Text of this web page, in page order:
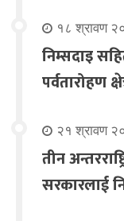
१८ श्रावण
निम्सदाइ
पर्वतारोहण
२१ श्रावण
तीन
सरकारलाई